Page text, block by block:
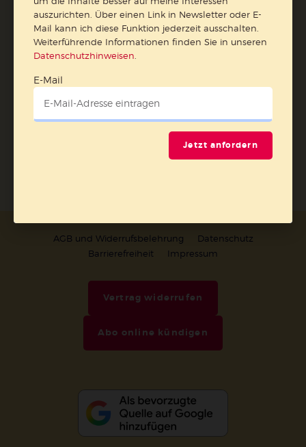
Weiterführende Informationen finden Sie in unseren
Datenschutzhinweisen .
E-Mail
Jetzt anmelden
AGB und Widerrufsbelehrung
Datenschutz
Barrierefreiheit
Impressum
Vertrag widerrufen
Abo online kündigen
auszurichten. Über einen Link in Newsletter oder E-
Mail kann ich diese Funktion jederzeit ausschalten.
Weiterführende Informationen finden Sie in unseren
Datenschutzhinweisen
E-Mail
Jetzt anfordern